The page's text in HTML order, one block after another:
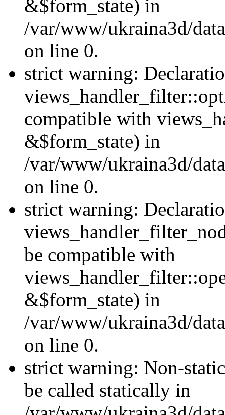
&$form_state) in
/var/www/ukraina3d/
on line 0.
strict warning:
compatible with
&$form_state) in
/var/www/ukraina3d/
on line 0.
strict warning:
be compatible with
&$form_state) in
/var/www/ukraina3d/
on line 0.
strict warning: Non-
be called statically in